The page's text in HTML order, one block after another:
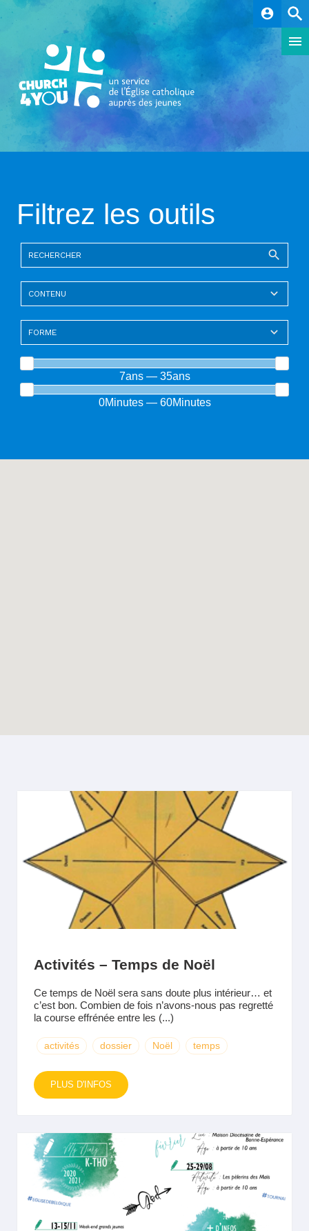
account_circle
Filtrez les outils
7ans — 35ans
0Minutes — 60Minutes
Activités – Temps de Noël
Ce temps de Noël sera sans doute plus intérieur… et
c’est bon. Combien de fois n’avons-nous pas regretté
la course effrénée entre les (...)
activités dossier Noël temps
PLUS D'INFOS